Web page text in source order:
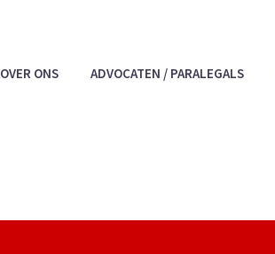
OVER ONS ADVOCATEN / PARALEGALS